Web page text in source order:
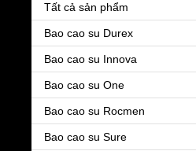
Tất cả sản phẩm
Bao cao su Durex
Bao cao su Innova
Bao cao su One
Bao cao su Rocmen
Bao cao su Sure
Số điện thoại
Tỉnh/Thành phố
Quận/Huyện